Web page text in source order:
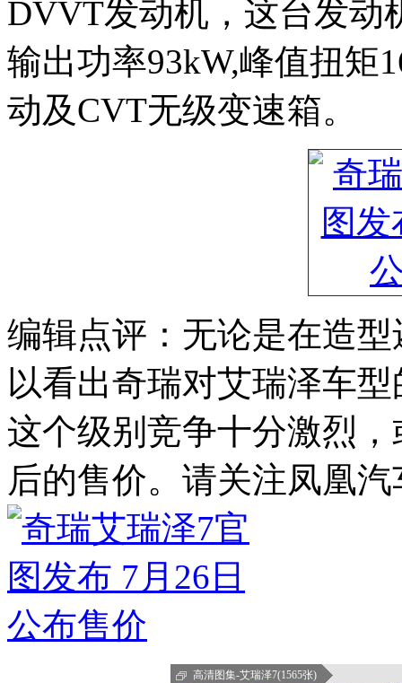
DVVT发动机，这台发动
输出功率93kW,峰值扭矩
动及CVT无级变速箱。
编辑点评：无论是在造
以看出奇瑞对艾瑞泽车
这个级别竞争十分激烈
后的售价。请关注凤凰
高清图集-艾瑞泽7(1565张)